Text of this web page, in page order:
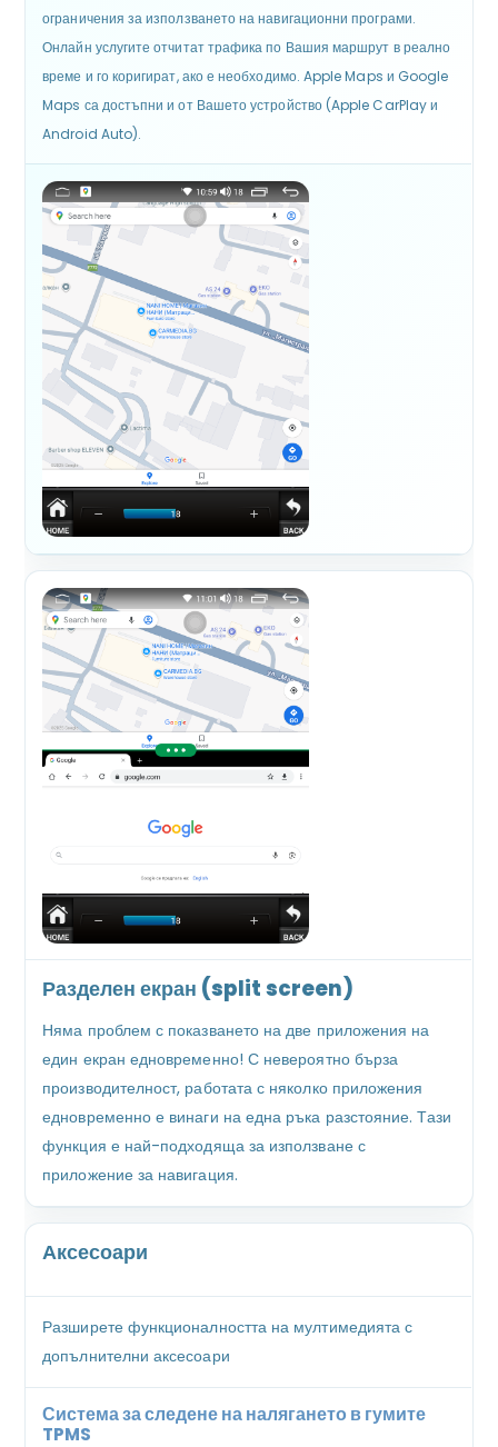
ограничения за използването на навигационни програми.
Онлайн услугите отчитат трафика по Вашия маршрут в реално
време и го коригират, ако е необходимо. Apple Maps и Google
Maps са достъпни и от Вашето устройство (Apple CarPlay и
Android Auto).
Разделен екран (split screen)
Няма проблем с показването на две приложения на
един екран едновременно! С невероятно бърза
производителност, работата с няколко приложения
едновременно е винаги на една ръка разстояние. Тази
функция е най-подходяща за използване с
приложение за навигация.
Аксесоари
Разширете функционалността на мултимедията с
допълнителни аксесоари
Система за следене на налягането в гумите
TPMS